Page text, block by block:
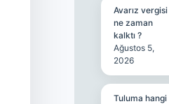
Avarız vergisi
ne zaman
kalktı ?
Ağustos 5,
2026
Tuluma hangi